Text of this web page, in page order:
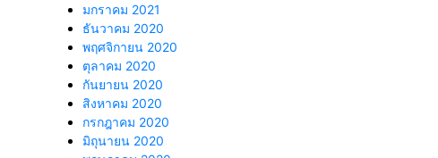
มกราคม 2021
ธันวาคม 2020
พฤศจิกายน 2020
ตุลาคม 2020
กันยายน 2020
สิงหาคม 2020
กรกฎาคม 2020
มิถุนายน 2020